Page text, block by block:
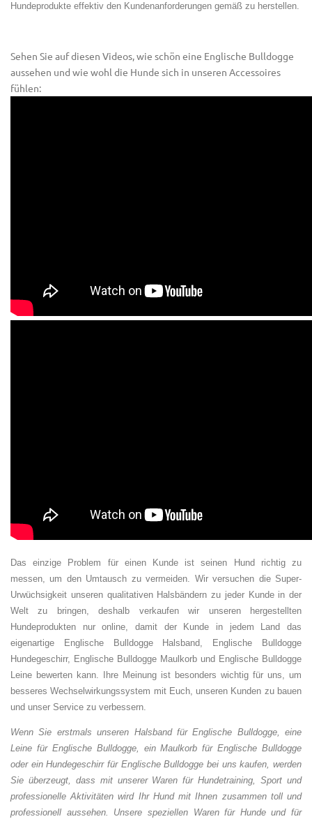
Hundeprodukte effektiv den Kundenanforderungen gemäß zu herstellen.
Sehen Sie auf diesen Videos, wie schön eine Englische Bulldogge
aussehen und wie wohl die Hunde sich in unseren Accessoires
fühlen:
Das einzige Problem für einen Kunde ist seinen Hund richtig zu
messen, um den Umtausch zu vermeiden. Wir versuchen die Super-
Urwüchsigkeit unseren qualitativen Halsbändern zu jeder Kunde in der
Welt zu bringen, deshalb verkaufen wir unseren hergestellten
Hundeprodukten nur online, damit der Kunde in jedem Land das
eigenartige Englische Bulldogge Halsband, Englische Bulldogge
Hundegeschirr, Englische Bulldogge Maulkorb und Englische Bulldogge
Leine bewerten kann. Ihre Meinung ist besonders wichtig für uns, um
besseres Wechselwirkungssystem mit Euch, unseren Kunden zu bauen
und unser Service zu verbessern.
Wenn Sie erstmals unseren Halsband für Englische Bulldogge, eine
Leine für Englische Bulldogge, ein Maulkorb für Englische Bulldogge
oder ein Hundegeschirr für Englische Bulldogge bei uns kaufen, werden
Sie überzeugt, dass mit unserer Waren für Hundetraining, Sport und
professionelle Aktivitäten wird Ihr Hund mit Ihnen zusammen toll und
professionell aussehen. Unsere speziellen Waren für Hunde und für